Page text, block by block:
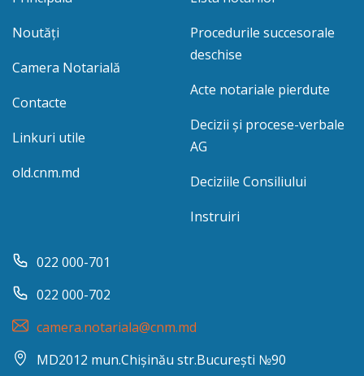
Noutăți
Camera Notarială
Contacte
Linkuri utile
old.cnm.md
Procedurile succesorale
deschise
Acte notariale pierdute
Decizii și procese-verbale
AG
Deciziile Consiliului
Instruiri
022 000-701
022 000-702
camera.notariala@cnm.md
MD2012 mun.Chișinău str.București №90